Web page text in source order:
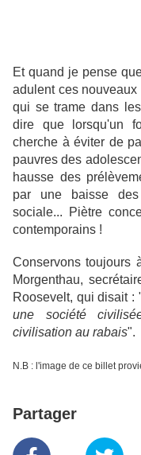
Et quand je pense
adulent ces
qui se trame dans
dire que lorsqu'un
cherche à éviter de
pauvres des
hausse des
par une baisse
sociale... Piètre
contemporains !
Conservons toujours
Morgenthau,
Roosevelt, qui disait :
une société
civilisation au rabais".
N.B : l'image de ce billet
Partager